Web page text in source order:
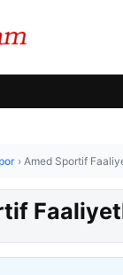
› Amed Sportif